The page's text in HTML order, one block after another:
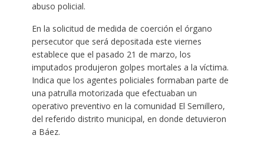
abuso policial.
En la solicitud de medida de coerción el órgano
persecutor que será depositada este viernes
establece que el pasado 21 de marzo, los
imputados produjeron golpes mortales a la víctima.
Indica que los agentes policiales formaban parte de
una patrulla motorizada que efectuaban un
operativo preventivo en la comunidad El Semillero,
del referido distrito municipal, en donde detuvieron
a Báez.